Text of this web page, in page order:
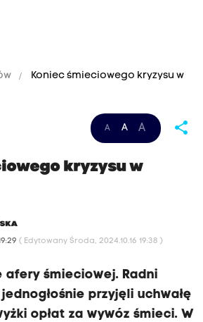
Koniec śmieciowego kryzysu w
A A A share
kryzysu w
( Edytowany Środa, 2024.10.16 19:38 )
afery śmieciowej. Radni
przyjęli uchwałę
opłat za wywóz śmieci. W